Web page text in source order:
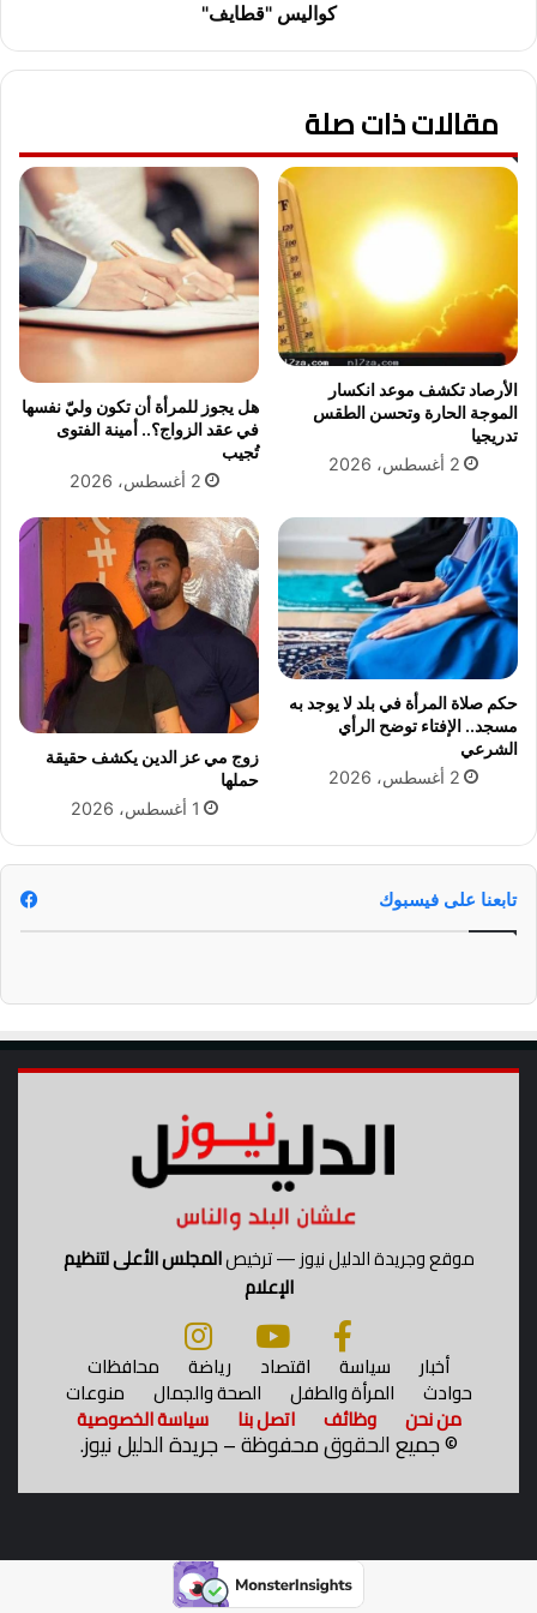
ل
ن
ش
د
ا
د
ي
ن
ي
م
ح
م
ه
ا
د
ي
ب
ت
م
ة
خ
ا
م
م
و
ت
ك
ر
ي
ا
ل
ر
ئ
ي
س
ا
س
ي
ش
ر
ف
.
و
ي
ك
و
ا
ي
ط
ا
كواليس "قطايف"
مقالات ذات صلة
الأرصاد تكشف موعد انكسار
الموجة الحارة وتحسن الطقس
تدريجيا
2 أغسطس، 2026
هل يجوز للمرأة أن تكون وليّ نفسها
في عقد الزواج؟.. أمينة الفتوى
تُجيب
2 أغسطس، 2026
حكم صلاة المرأة في بلد لا يوجد به
مسجد.. الإفتاء توضح الرأي
الشرعي
2 أغسطس، 2026
زوج مي عز الدين يكشف حقيقة
حملها
1 أغسطس، 2026
تابعنا على فيسبوك
موقع وجريدة الدليل نيوز — ترخيصالمجلس الأعلى لتنظيم
الإعلام
أخبار سياسة اقتصاد رياضة محافظات
حوادث المرأة والطفل الصحة والجمال منوعات
من نحن وظائف اتصل بنا سياسة الخصوصية
©جميع الحقوق محفوظة – جريدة الدليل نيوز.